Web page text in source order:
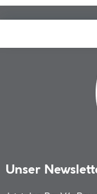
Unser